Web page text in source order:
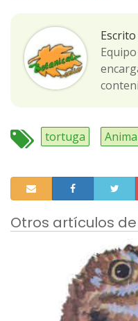
tortuga
Otros artículos